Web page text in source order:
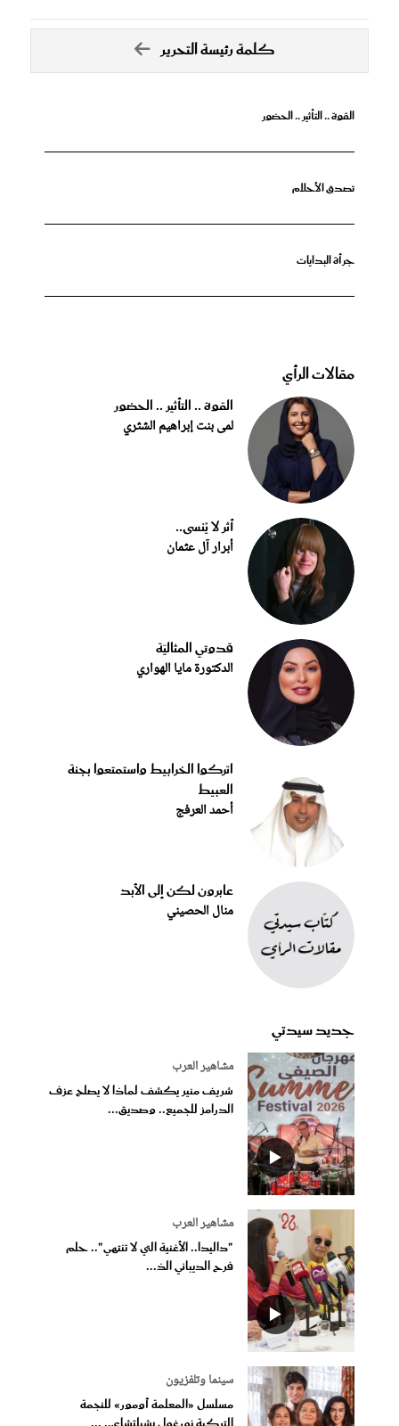
كلمة رئيسة التحرير
القوة .. التأثير .. الحضور
تصدق الأحلام
جرأة البدايات
مقالات الرأي
القوة .. التأثير .. الحضور
لمى بنت إبراهيم الشثري
أثر لا يُنسى..
أبرار آل عثمان
قدوتي المثاليّة
الدكتورة مايا الهواري
اتركوا الخرابيط واستمتعوا بجنة
العبيط
أحمد العرفج
عابرون لكن إلى الأبد
منال الحصيني
جديد سيدتي
مشاهير العرب
شريف منير يكشف لماذا لا يصلح عزف
الدرامز للجميع.. وصديق...
مشاهير العرب
"داليدا.. الأغنية التي لا تنتهي".. حلم
فرح الديباني الذ...
سينما وتلفزيون
مسلسل «المعلمة أومور» للنجمة